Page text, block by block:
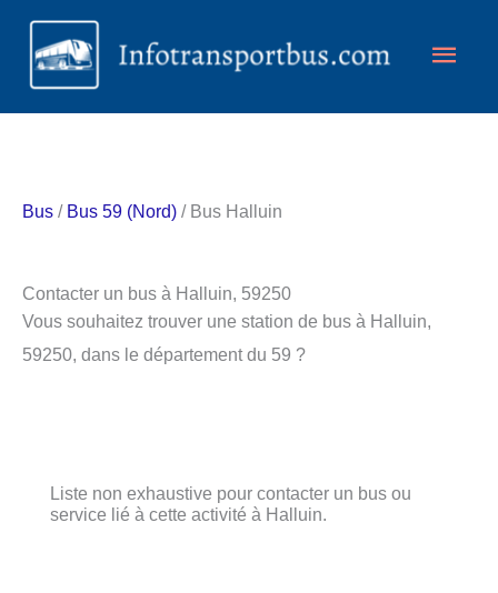
Aller
contenu
Bus / Bus 59 (Nord) / Bus Halluin
Contacter un bus à Halluin, 59250
Vous souhaitez trouver une station de bus à Halluin,
59250, dans le département du 59 ?
Liste non exhaustive pour contacter un bus ou
service lié à cette activité à Halluin.